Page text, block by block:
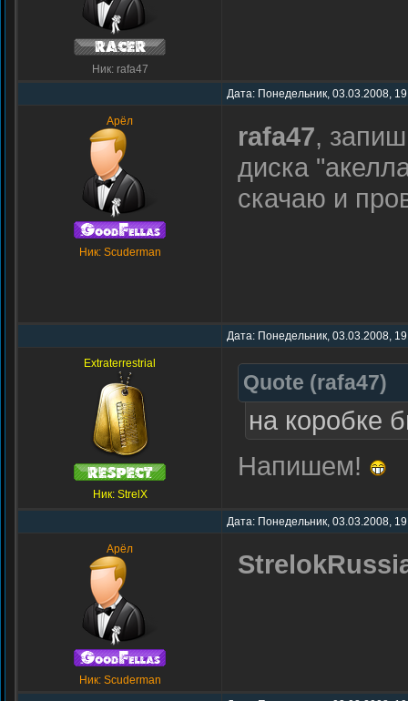
Ник: rafa47
Дата: Понедельник, 03.03.2008,
Арёл
Ник: Scuderman
rafa47,
диска
скачаю и
Дата: Понедельник, 03.03.2008,
Extraterrestrial
Ник: StrelX
Quote (rafa47)
на коробке
Напишем!
Дата: Понедельник, 03.03.2008,
Арёл
Ник: Scuderman